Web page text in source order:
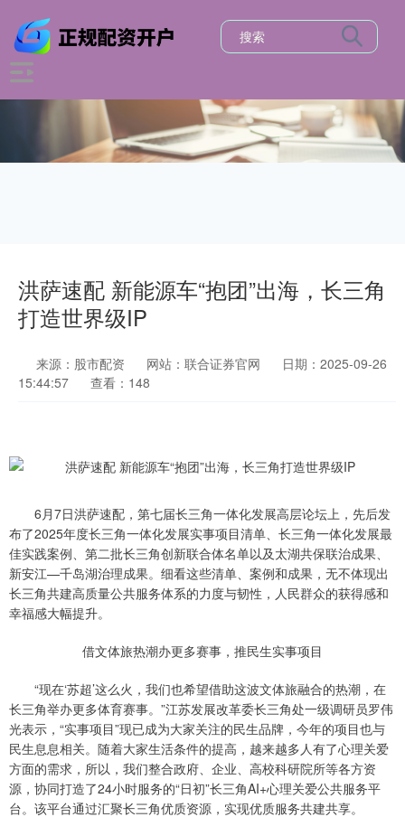
洪萨速配 新能源车“抱团”出海，长三角
打造世界级IP
来源：股市配资 网站：联合证券官网
日期：2025-09-26
15:44:57
查看：148
6月7日洪萨速配，第七届长三角一体化发展高层论坛上，先后发
布了2025年度长三角一体化发展实事项目清单、长三角一体化发展最
佳实践案例、第二批长三角创新联合体名单以及太湖共保联治成果、
新安江—千岛湖治理成果。细看这些清单、案例和成果，无不体现出
长三角共建高质量公共服务体系的力度与韧性，人民群众的获得感和
幸福感大幅提升。
借文体旅热潮办更多赛事，推民生实事项目
“现在‘苏超’这么火，我们也希望借助这波文体旅融合的热潮，在
长三角举办更多体育赛事。”江苏发展改革委长三角处一级调研员罗伟
光表示，“实事项目”现已成为大家关注的民生品牌，今年的项目也与
民生息息相关。随着大家生活条件的提高，越来越多人有了心理关爱
方面的需求，所以，我们整合政府、企业、高校科研院所等各方资
源，协同打造了24小时服务的“日初”长三角AI+心理关爱公共服务平
台。该平台通过汇聚长三角优质资源，实现优质服务共建共享。